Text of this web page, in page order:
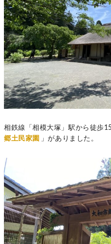
相鉄線「相模大塚」駅から徒歩
郷土民家園
」がありました。